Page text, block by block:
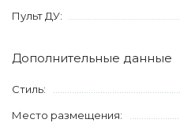
Пульт ДУ:
Дополнительные данные
Стиль:
Место размещения: